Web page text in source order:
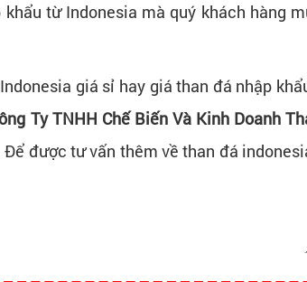
từ Indonesia mà quý khách hàng
giá sỉ hay giá than đá nhập
Ty TNHH Chế Biến Và Kinh Doanh
Để được tư vấn thêm về than đá